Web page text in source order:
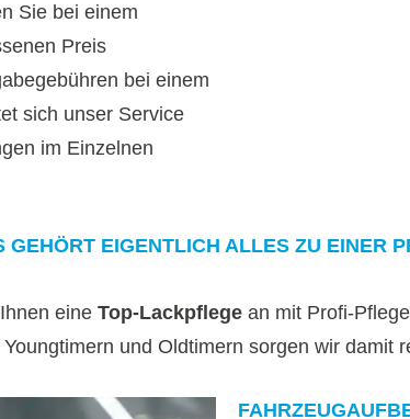
Sie bei einem
Preis
bei einem
sich unser Service
im Einzelnen
EIGENTLICH ALLES ZU EINER
eine Top-Lackpflege an mit Profi-
und Oldtimern sorgen wir damit